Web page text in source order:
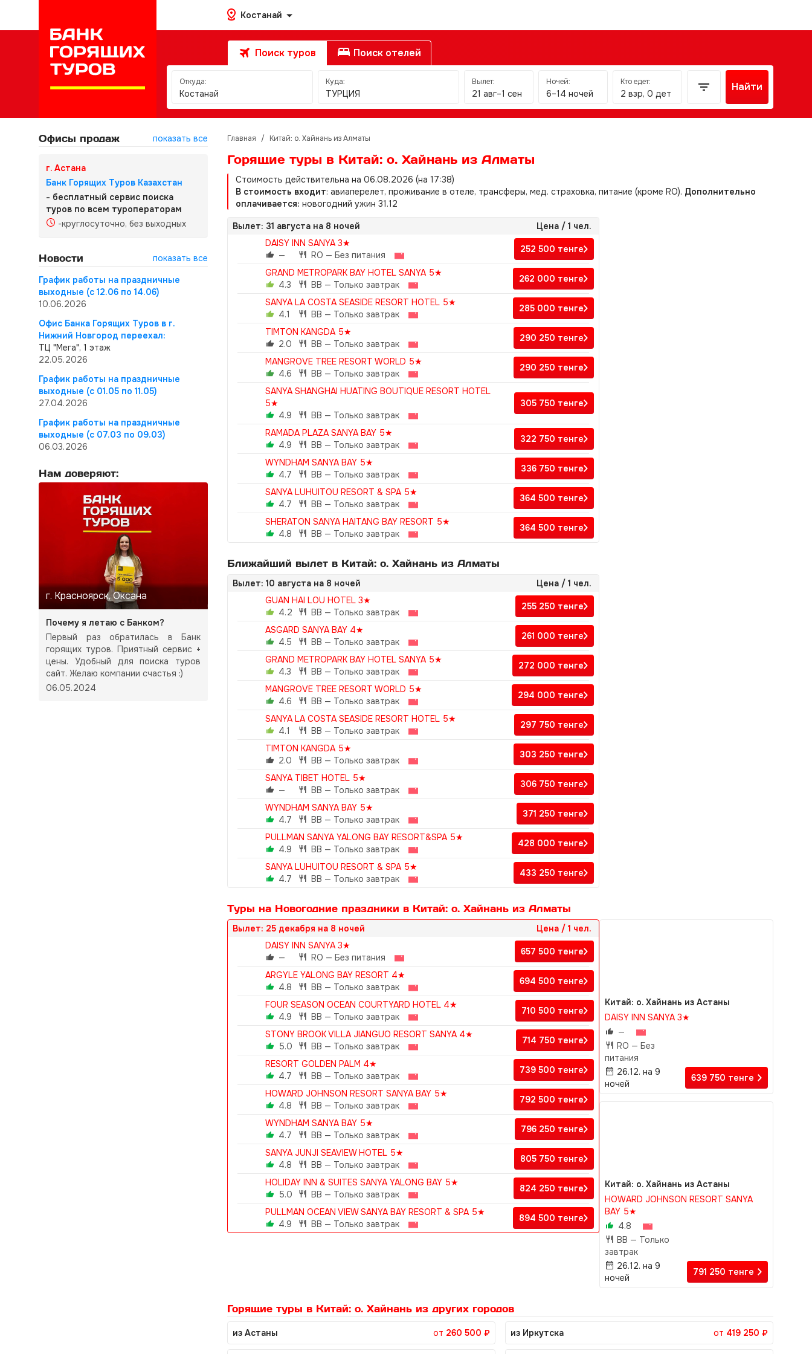
Костанай
Поиск туров Поиск отелей
Откуда:
Костанай
Куда:
ТУРЦИЯ
Вылет:
21 авг–1 сен
Ночей:
6–14 ночей
Кто едет:
2 взр, 0 дет
Найти
Офисы продаж показать все
г. Астана
Банк Горящих Туров Казахстан
- бесплатный сервис поиска
туров по всем туроператорам
-круглосуточно, без выходных
Новости
показать все
График работы на праздничные
выходные (с 12.06 по 14.06)
10.06.2026
Офис Банка Горящих Туров в г.
Нижний Новгород переехал:
ТЦ "Мега", 1 этаж
22.05.2026
График работы на праздничные
выходные (с 01.05 по 11.05)
27.04.2026
График работы на праздничные
выходные (с 07.03 по 09.03)
06.03.2026
Нам доверяют:
г. Красноярск, Оксана
Почему я летаю с Банком?
Первый раз обратилась в Банк
горящих туров. Приятный сервис +
цены. Удобный для поиска туров
сайт. Желаю компании счастья :)
06.05.2024
Главная / Китай: о. Хайнань из Алматы
Горящие туры в Китай: о. Хайнань из Алматы
Стоимость действительна на 06.08.2026 (на 17:38)
В стоимость входит: авиаперелет, проживание в отеле, трансферы, мед. страховка, питание (кроме RO). Дополнительно
оплачивается: новогодний ужин 31.12
Вылет: 31 августа на 8 ночей
Цена / 1 чел.
DAISY INN SANYA 3★
—
RO — Без питания
252 500 тенге
GRAND METROPARK BAY HOTEL SANYA 5★
4.3
BB — Только завтрак
262 000 тенге
SANYA LA COSTA SEASIDE RESORT HOTEL 5★
4.1
BB — Только завтрак
285 000 тенге
TIMTON KANGDA 5★
2.0
BB — Только завтрак
290 250 тенге
MANGROVE TREE RESORT WORLD 5★
4.6
BB — Только завтрак
290 250 тенге
SANYA SHANGHAI HUATING BOUTIQUE RESORT HOTEL
5★
4.9
BB — Только завтрак
305 750 тенге
RAMADA PLAZA SANYA BAY 5★
4.9
BB — Только завтрак
322 750 тенге
WYNDHAM SANYA BAY 5★
4.7
BB — Только завтрак
336 750 тенге
SANYA LUHUITOU RESORT & SPA 5★
4.7
BB — Только завтрак
364 500 тенге
SHERATON SANYA HAITANG BAY RESORT 5★
4.8
BB — Только завтрак
364 500 тенге
Ближайший вылет в Китай: о. Хайнань из Алматы
Вылет: 10 августа на 8 ночей
Цена / 1 чел.
GUAN HAI LOU HOTEL 3★
4.2
BB — Только завтрак
255 250 тенге
ASGARD SANYA BAY 4★
4.5
BB — Только завтрак
261 000 тенге
GRAND METROPARK BAY HOTEL SANYA 5★
4.3
BB — Только завтрак
272 000 тенге
MANGROVE TREE RESORT WORLD 5★
4.6
BB — Только завтрак
294 000 тенге
SANYA LA COSTA SEASIDE RESORT HOTEL 5★
4.1
BB — Только завтрак
297 750 тенге
TIMTON KANGDA 5★
2.0
BB — Только завтрак
303 250 тенге
SANYA TIBET HOTEL 5★
—
BB — Только завтрак
306 750 тенге
WYNDHAM SANYA BAY 5★
4.7
BB — Только завтрак
371 250 тенге
PULLMAN SANYA YALONG BAY RESORT&SPA 5★
4.9
BB — Только завтрак
428 000 тенге
SANYA LUHUITOU RESORT & SPA 5★
4.7
BB — Только завтрак
433 250 тенге
Туры на Новогодние праздники в Китай: о. Хайнань из Алматы
Вылет: 25 декабря на 8 ночей
Цена / 1 чел.
DAISY INN SANYA 3★
—
RO — Без питания
657 500 тенге
ARGYLE YALONG BAY RESORT 4★
4.8
BB — Только завтрак
694 500 тенге
FOUR SEASON OCEAN COURTYARD HOTEL 4★
4.9
BB — Только завтрак
710 500 тенге
STONY BROOK VILLA JIANGUO RESORT SANYA 4★
5.0
BB — Только завтрак
714 750 тенге
RESORT GOLDEN PALM 4★
4.7
BB — Только завтрак
739 500 тенге
HOWARD JOHNSON RESORT SANYA BAY 5★
4.8
BB — Только завтрак
792 500 тенге
WYNDHAM SANYA BAY 5★
4.7
BB — Только завтрак
796 250 тенге
SANYA JUNJI SEAVIEW HOTEL 5★
4.8
BB — Только завтрак
805 750 тенге
HOLIDAY INN & SUITES SANYA YALONG BAY 5★
5.0
BB — Только завтрак
824 250 тенге
PULLMAN OCEAN VIEW SANYA BAY RESORT & SPA 5★
4.9
BB — Только завтрак
894 500 тенге
Китай: о. Хайнань из Астаны
DAISY INN SANYA 3★
—
RO — Без
питания
26.12. на 9
ночей
639 750 тенге
Китай: о. Хайнань из Астаны
HOWARD JOHNSON RESORT SANYA
BAY 5★
4.8
BB — Только
завтрак
26.12. на 9
ночей
791 250 тенге
Горящие туры в Китай: о. Хайнань из других городов
из Астаны от 260 500 ₽ из Иркутска от 419 250 ₽